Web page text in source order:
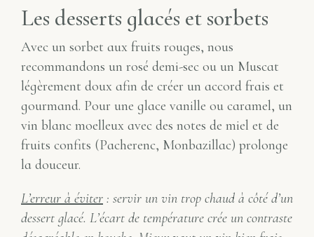
Les desserts glacés et sorbets
Avec un sorbet aux fruits rouges, nous
recommandons un rosé demi-sec ou un Muscat
légèrement doux afin de créer un accord frais et
gourmand. Pour une glace vanille ou caramel, un
vin blanc moelleux avec des notes de miel et de
fruits confits (Pacherenc, Monbazillac) prolonge
la douceur.
L’erreur à éviter : servir un vin trop chaud à côté d’un
dessert glacé. L’écart de température crée un contraste